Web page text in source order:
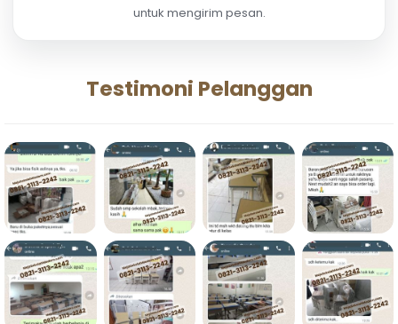
untuk mengirim pesan.
Testimoni Pelanggan